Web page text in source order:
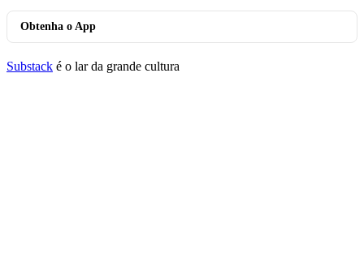
Obtenha o App
Substack é o lar da grande cultura